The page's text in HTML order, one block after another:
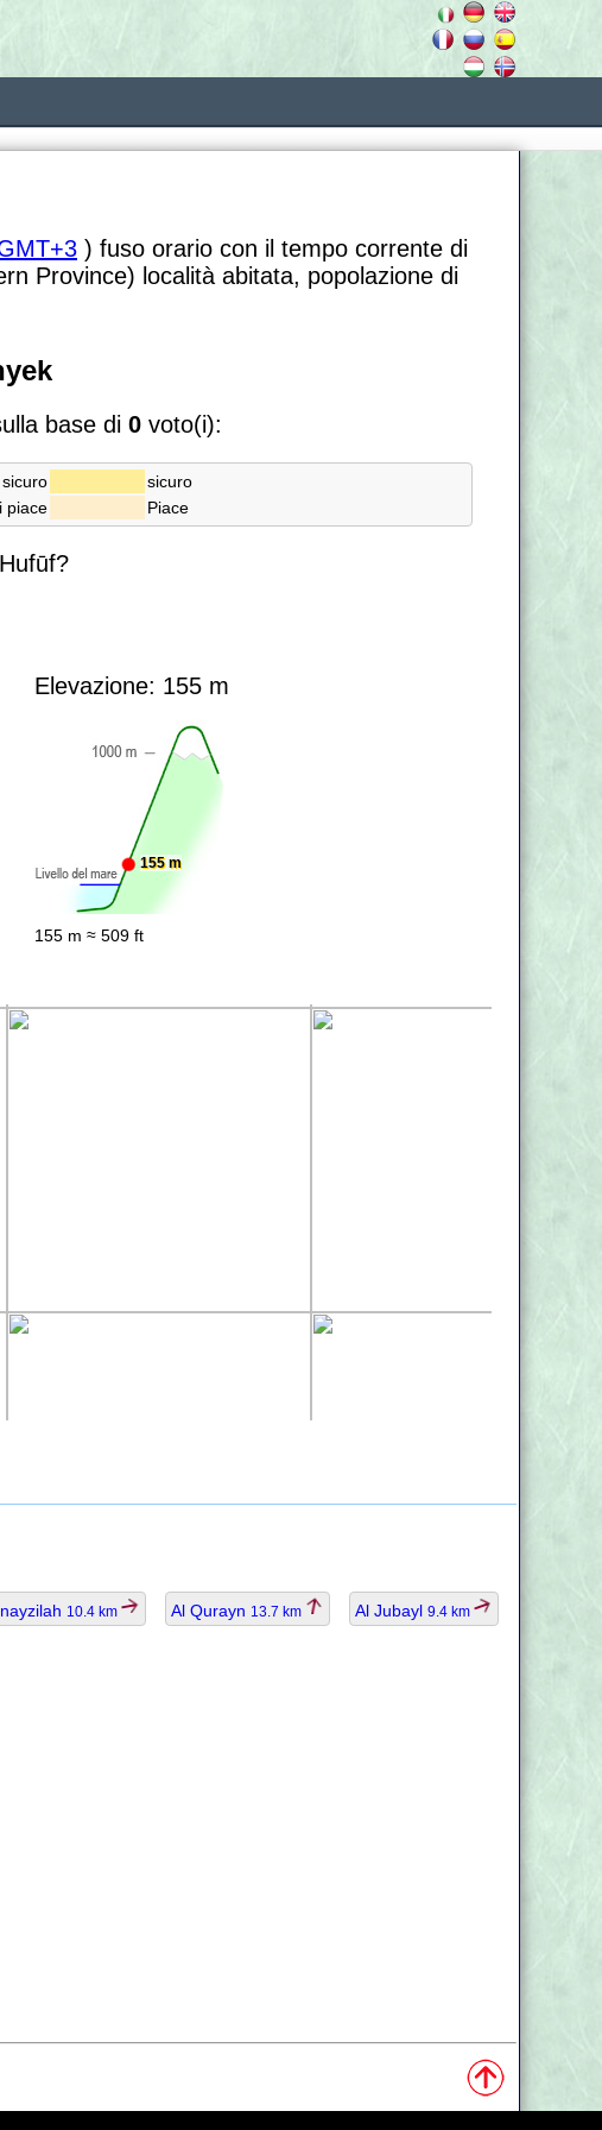
) fuso orario con il tempo corrente di
Province) località abitata, popolazione di
base di0 voto(i):
sicuro
piace
Piace
Elevazione: 155 m
155 m
155 m ≈ 509 ft
10.4 km Al Qurayn 13.7 km Al Jubayl 9.4 km